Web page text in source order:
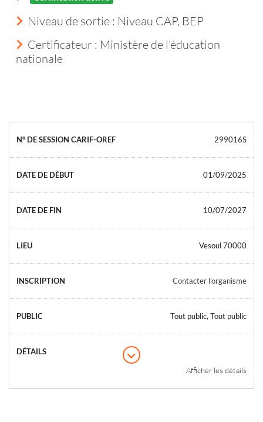
Niveau de sortie : Niveau CAP, BEP
Certificateur : Ministère de l'éducation
nationale
299016S
01/09/2025
10/07/2027
Vesoul 70000
Contacter l’organisme
Tout public, Tout public
Afficher les détails